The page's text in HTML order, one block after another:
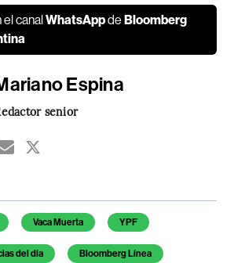
el canalWhatsAppdeBloomberg
Espina
senior
Vaca Muerta YPF
del día Bloomberg Línea